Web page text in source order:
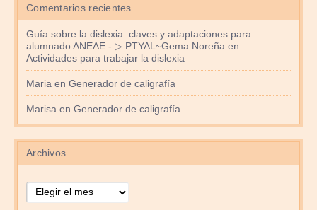
Comentarios recientes
Guía sobre la dislexia: claves y adaptaciones para
alumnado ANEAE - ▷ PTYAL~Gema Noreña en
Actividades para trabajar la dislexia
Maria en Generador de caligrafía
Marisa en Generador de caligrafía
Archivos